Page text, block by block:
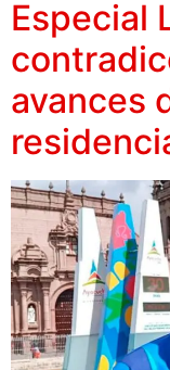
Especial
avances